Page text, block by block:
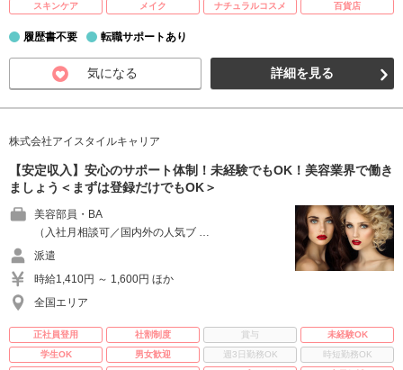
スキンケア
メイク ナチュラルコスメ 百貨店
履歴書不要 転職サポートあり
気になる 詳細を見る
株式会社アイスタイルキャリア
【安定収入】安心のサポート体制！未経験でもOK！美容業界で働き
ましょう＜まずは登録だけでもOK＞
美容部員・BA
（入社月相談可／国内外の人気ブ …
派遣
時給1,410円 ～ 1,600円 ほか
全国エリア
正社員登用 社割制度 賞与
未経験OK
学生OK
男女歓迎 週3日勤務OK
時短勤務OK